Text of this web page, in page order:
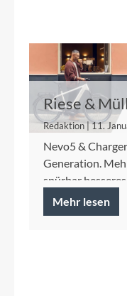
Riese &
Nevo5
Redaktion | 11.
Nevo5 &
Generation.
spürbar
Mehr lesen